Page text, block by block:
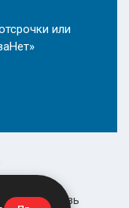
или
Обратная связь